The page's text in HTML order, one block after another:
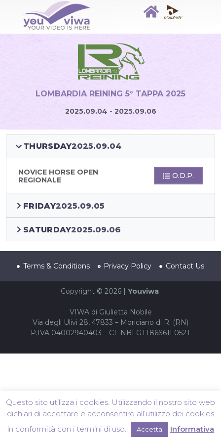
LOMBARDIA REINING 5° TAPPA 2025
2025.09.04 - 2025.09.06
THURSDAY2025.09.04
NOVICE HORSE OPEN
REGIONALE
O.D.P.
FRIDAY2025.09.05
SATURDAY2025.09.06
Terms & Conditions Privacy Policy Contact Us
Copyright © 2026 | Youviwa
VIWA di Giulietta Nobile
Via degli Ulivi 28, 47833 – Moriciano di R. (RN)
P.IVA 04002940403 – CF NBLGTT86S61F052T
Questo sito utilizza i cookies. Utilizzando il nostro sito web
dichiari di accettare e acconsentire all’utilizzo dei cookies
in conformità con i termini di uso.
Accetta Informativa